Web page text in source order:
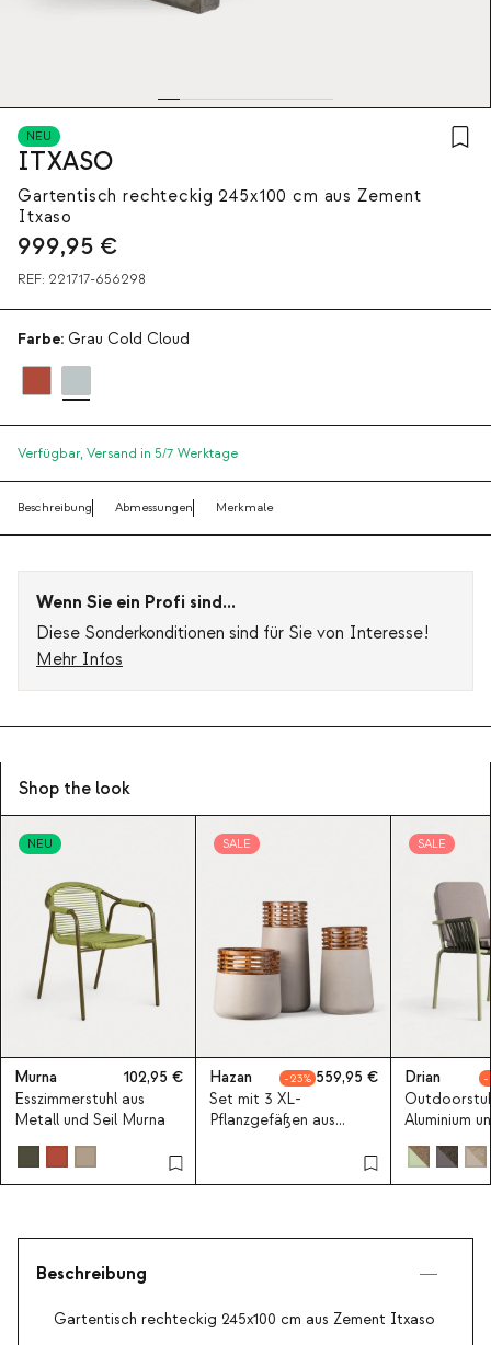
NEU
ITXASO
Gartentisch rechteckig 245x100 cm aus Zement
Itxaso
999,95 €
REF: 221717-656298
Farbe: Grau Cold Cloud
Verfügbar, Versand in 5/7 Werktage
Beschreibung Abmessungen Merkmale
Wenn Sie ein Profi sind...
Diese Sonderkonditionen sind für Sie von Interesse!
Mehr Infos
Shop the look
NEU
Murna
102,95
Esszimmerstuhl aus
Metall und Seil Murna
SALE
Hazan 23
559,95
Set mit 3 XL-
Pflanzgefäßen aus
SALE
Drian
Aluminium
Beschreibung
Gartentisch rechteckig 245x100 cm aus Zement Itxaso